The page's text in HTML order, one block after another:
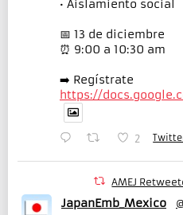
• Aislamiento social
📅 13 de diciembre
⏰ 9:00 a 10:30 am
➡️ Regístrate
https://
2
AMEJ
JapanEmb_Mexico